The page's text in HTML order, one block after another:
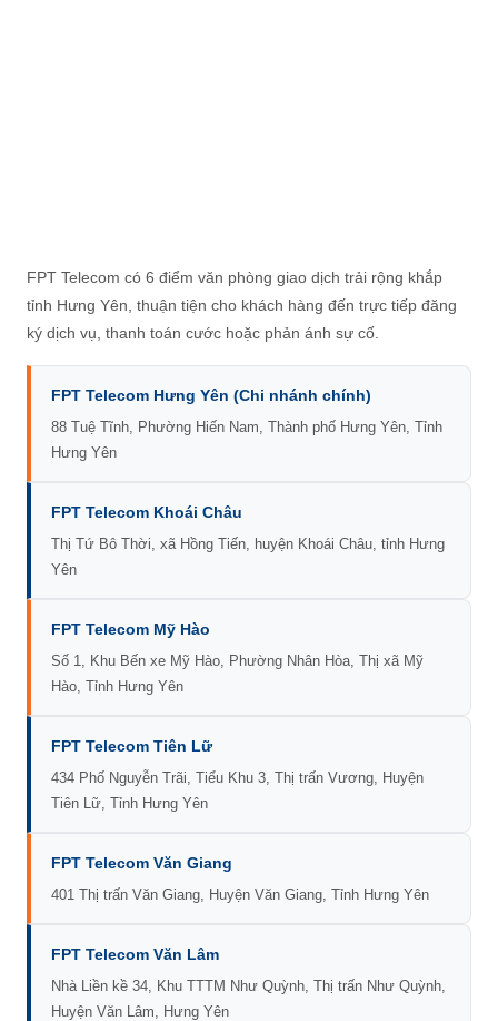
FPT Telecom có 6 điểm văn phòng giao dịch trải rộng khắp
tỉnh Hưng Yên, thuận tiện cho khách hàng đến trực tiếp đăng
ký dịch vụ, thanh toán cước hoặc phản ánh sự cố.
FPT Telecom Hưng Yên (Chi nhánh chính)
88 Tuệ Tĩnh, Phường Hiến Nam, Thành phố Hưng Yên, Tỉnh
Hưng Yên
FPT Telecom Khoái Châu
Thị Tứ Bô Thời, xã Hồng Tiến, huyện Khoái Châu, tỉnh Hưng
Yên
FPT Telecom Mỹ Hào
Số 1, Khu Bến xe Mỹ Hào, Phường Nhân Hòa, Thị xã Mỹ
Hào, Tỉnh Hưng Yên
FPT Telecom Tiên Lữ
434 Phố Nguyễn Trãi, Tiểu Khu 3, Thị trấn Vương, Huyện
Tiên Lữ, Tỉnh Hưng Yên
FPT Telecom Văn Giang
401 Thị trấn Văn Giang, Huyện Văn Giang, Tỉnh Hưng Yên
FPT Telecom Văn Lâm
Nhà Liền kề 34, Khu TTTM Như Quỳnh, Thị trấn Như Quỳnh,
Huyện Văn Lâm, Hưng Yên